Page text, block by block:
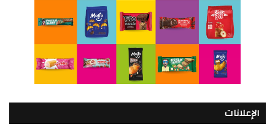
الإعلانات